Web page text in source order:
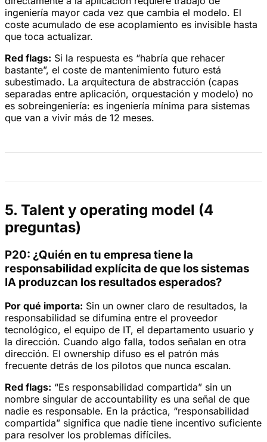
ingeniería mayor cada vez que cambia el modelo. El
coste acumulado de ese acoplamiento es invisible hasta
que toca actualizar.
Red flags: Si la respuesta es “habría que rehacer
bastante”, el coste de mantenimiento futuro está
subestimado. La arquitectura de abstracción (capas
separadas entre aplicación, orquestación y modelo) no
es sobreingeniería: es ingeniería mínima para sistemas
que van a vivir más de 12 meses.
5. Talent y operating model (4
preguntas)
P20: ¿Quién en tu empresa tiene la
responsabilidad explícita de que los sistemas
IA produzcan los resultados esperados?
Por qué importa: Sin un owner claro de resultados, la
responsabilidad se difumina entre el proveedor
tecnológico, el equipo de IT, el departamento usuario y
la dirección. Cuando algo falla, todos señalan en otra
dirección. El ownership difuso es el patrón más
frecuente detrás de los pilotos que nunca escalan.
Red flags: “Es responsabilidad compartida” sin un
nombre singular de accountability es una señal de que
nadie es responsable. En la práctica, “responsabilidad
compartida” significa que nadie tiene incentivo suficiente
para resolver los problemas difíciles.